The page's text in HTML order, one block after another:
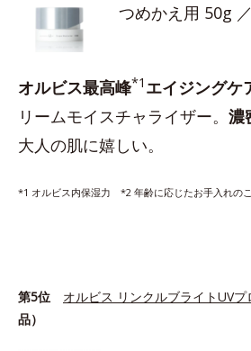
つめかえ用 50g
オルビス最高峰*1 エイジングケ
リームモイスチャライザー。 濃
大人の肌に嬉しい。
*1 オルビス内保湿力 *2 年齢に応じたお手入れの
第5位 オルビス リンクルブライトUVプ
品）